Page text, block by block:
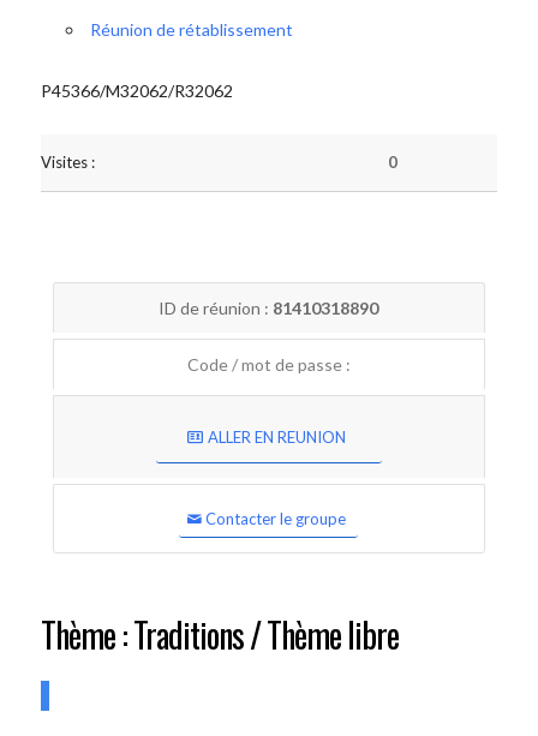
Réunion de rétablissement
P45366/M32062/R32062
Visites : 0
ID de réunion : 81410318890
Code / mot de passe :
ALLER EN REUNION
Contacter le groupe
Thème : Traditions / Thème libre